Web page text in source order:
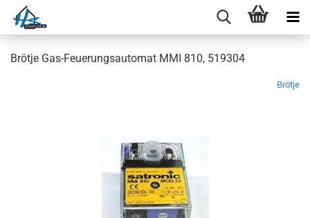
Brötje Gas-Feuerungsautomat MMI 810, 519304
Brötje